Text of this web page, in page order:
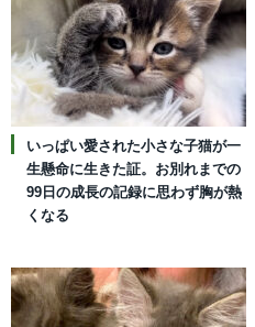
いっぱい愛された小さな子猫が一
生懸命に生きた証。お別れまでの
99日の成長の記録に思わず胸が熱
くなる